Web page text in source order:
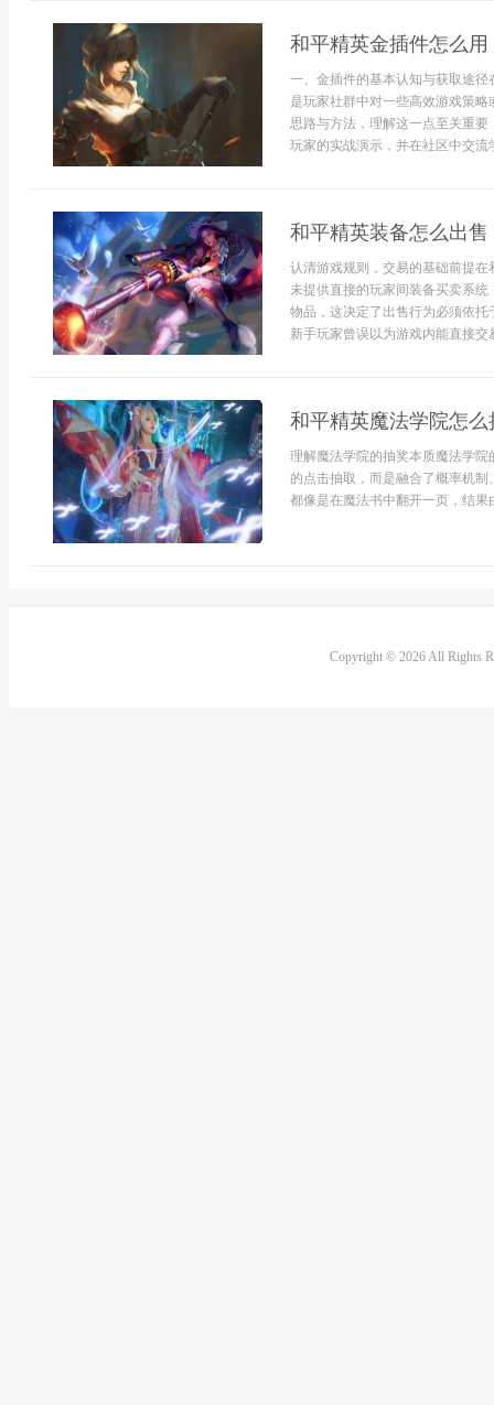
和平精英金插件怎么
一、金插件的基本认知与获取途
是玩家社群中对一些高效游戏策
思路与方法，理解这一点至关重
玩家的实战演示，并在社区中交流
和平精英装备怎么出
认清游戏规则，交易的基础前提
未提供直接的玩家间装备买卖系
物品，这决定了出售行为必须依
新手玩家曾误以为游戏内能直接交
和平精英魔法学院怎
理解魔法学院的抽奖本质魔法学
的点击抽取，而是融合了概率机
都像是在魔法书中翻开一页，结
Copyright © 2026 All Rights